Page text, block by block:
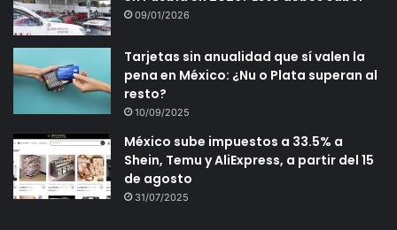
09/01/2026
Tarjetas sin anualidad que sí valen la
pena en México: ¿Nu o Plata superan al
resto?
10/09/2025
México sube impuestos a 33.5% a
Shein, Temu y AliExpress, a partir del 15
de agosto
31/07/2025